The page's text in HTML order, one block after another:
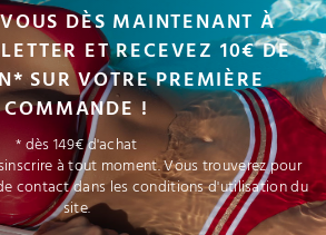
DÈS MAINTENANT À
ET RECEVEZ 10€ DE
SUR VOTRE PREMIÈRE
COMMANDE !
* dès 149€ d'achat
à tout moment. Vous trouverez pour
contact dans les conditions d'utilisation du
site.